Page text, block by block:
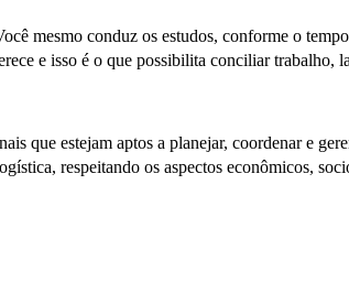
mesmo conduz os estudos, conforme o
e isso é o que possibilita conciliar trabalho,
que estejam aptos a planejar, coordenar e
respeitando os aspectos econômicos,